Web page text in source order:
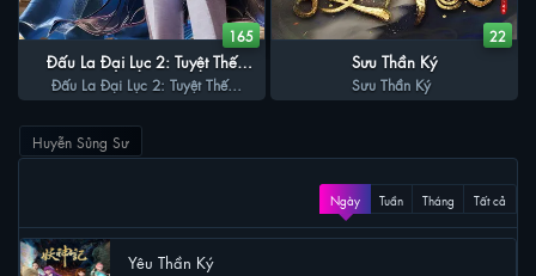
165
Đấu La Đại Lục 2: Tuyệt Thế
Đường Môn
Đấu La Đại Lục 2: Tuyệt Thế
Đường Môn
22
Sưu Thần Ký
Sưu Thần Ký
Huyễn Sủng Sư
Ngày Tuần Tháng Tất cả
Yêu Thần Ký